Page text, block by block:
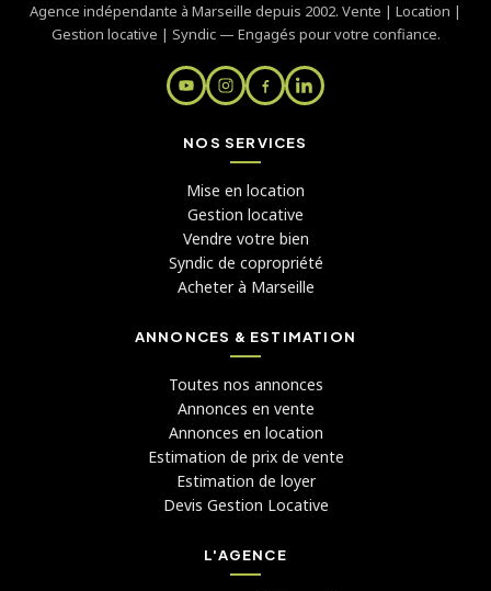
Agence indépendante à Marseille depuis 2002. Vente | Location |
Gestion locative | Syndic — Engagés pour votre confiance.
NOS SERVICES
Mise en location
Gestion locative
Vendre votre bien
Syndic de copropriété
Acheter à Marseille
ANNONCES & ESTIMATION
Toutes nos annonces
Annonces en vente
Annonces en location
Estimation de prix de vente
Estimation de loyer
Devis Gestion Locative
L'AGENCE